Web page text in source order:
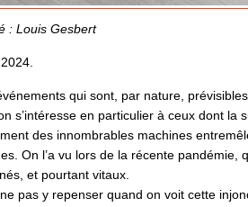
: Louis Gesbert
qui sont, par nature,
s’intéresse en particulier à ceux dont la
des innombrables machines
On l’a vu lors de la récente pandémie,
et pourtant vitaux.
pas y repenser quand on voit cette